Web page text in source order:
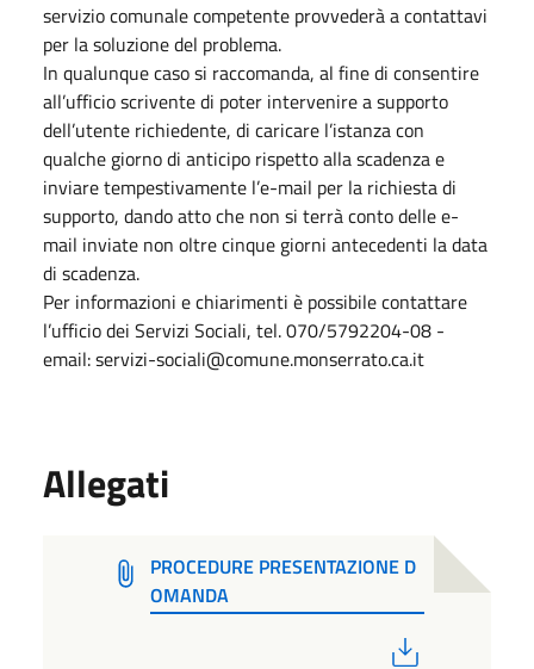
servizio comunale competente provvederà a contattavi
per la soluzione del problema.
In qualunque caso si raccomanda, al fine di consentire
all’ufficio scrivente di poter intervenire a supporto
dell’utente richiedente, di caricare l’istanza con
qualche giorno di anticipo rispetto alla scadenza e
inviare tempestivamente l’e-mail per la richiesta di
supporto, dando atto che non si terrà conto delle e-
mail inviate non oltre cinque giorni antecedenti la data
di scadenza.
Per informazioni e chiarimenti è possibile contattare
l’ufficio dei Servizi Sociali, tel. 070/5792204-08 -
email: servizi-sociali@comune.monserrato.ca.it
Allegati
PROCEDURE PRESENTAZIONE D
OMANDA